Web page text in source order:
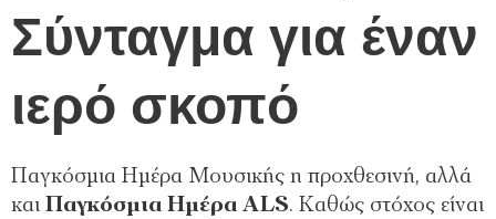
Σύνταγμα για έναν
ιερό σκοπό
Παγκόσμια Ημέρα Μουσικής η προχθεσινή, αλλά
και Παγκόσμια Ημέρα ALS. Καθώς στόχος είναι